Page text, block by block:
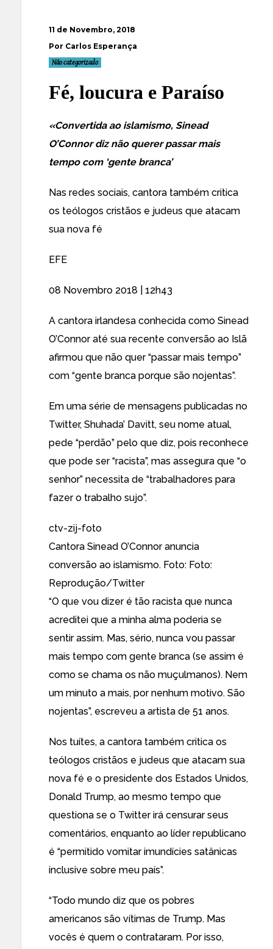
11 de Novembro, 2018
Por Carlos Esperança
Não categorizado
Fé, loucura e Paraíso
«Convertida ao islamismo, Sinead
O’Connor diz não querer passar mais
tempo com ‘gente branca’
Nas redes sociais, cantora também critica
os teólogos cristãos e judeus que atacam
sua nova fé
EFE
08 Novembro 2018 | 12h43
A cantora irlandesa conhecida como Sinead
O’Connor até sua recente conversão ao Islã
afirmou que não quer “passar mais tempo”
com “gente branca porque são nojentas”.
Em uma série de mensagens publicadas no
Twitter, Shuhada’ Davitt, seu nome atual,
pede “perdão” pelo que diz, pois reconhece
que pode ser “racista”, mas assegura que “o
senhor” necessita de “trabalhadores para
fazer o trabalho sujo”.
ctv-zij-foto
Cantora Sinead O’Connor anuncia
conversão ao islamismo. Foto: Foto:
Reprodução/Twitter
“O que vou dizer é tão racista que nunca
acreditei que a minha alma poderia se
sentir assim. Mas, sério, nunca vou passar
mais tempo com gente branca (se assim é
como se chama os não muçulmanos). Nem
um minuto a mais, por nenhum motivo. São
nojentas”, escreveu a artista de 51 anos.
Nos tuítes, a cantora também critica os
teólogos cristãos e judeus que atacam sua
nova fé e o presidente dos Estados Unidos,
Donald Trump, ao mesmo tempo que
questiona se o Twitter irá censurar seus
comentários, enquanto ao líder republicano
é “permitido vomitar imundícies satânicas
inclusive sobre meu país”.
“Todo mundo diz que os pobres
americanos são vítimas de Trump. Mas
vocês é quem o contrataram. Por isso,